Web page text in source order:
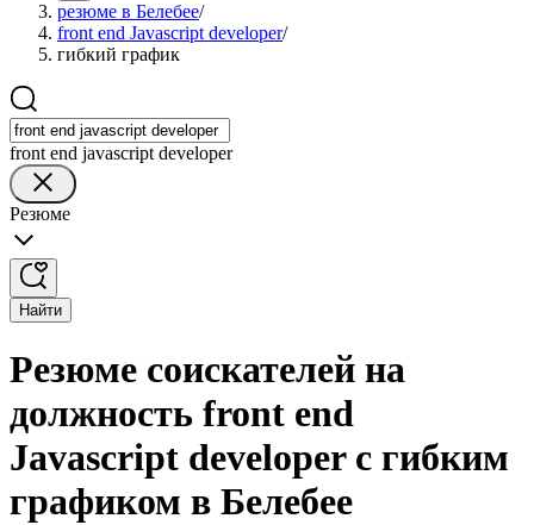
резюме в Белебее/
front end Javascript developer/
гибкий график
front end javascript developer
Резюме
Найти
Резюме соискателей на
должность front end
Javascript developer с гибким
графиком в Белебее